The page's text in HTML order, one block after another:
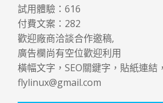
試用體驗： 616
付費文案： 282
歡迎廠商洽談合作邀稿,
廣告欄尚有空位歡迎利用
橫幅文字，SEO關鍵字，貼紙連結
flylinux@gmail.com